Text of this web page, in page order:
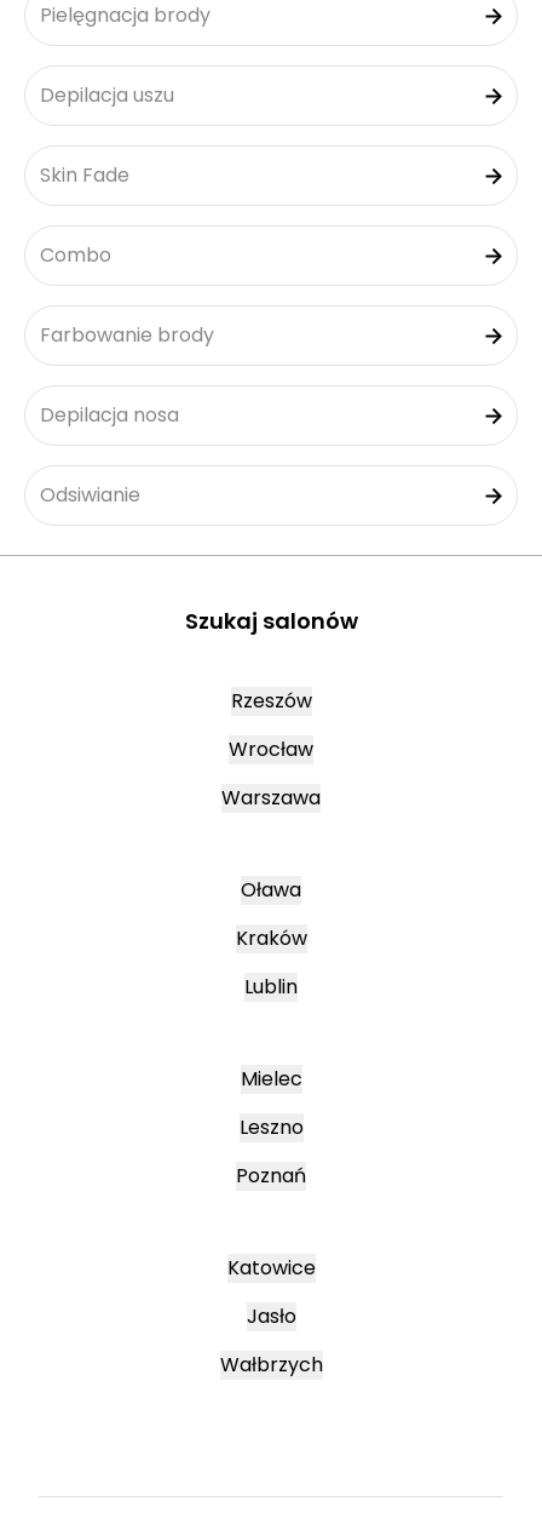
Pielęgnacja brody
Depilacja uszu
Skin Fade
Combo
Farbowanie brody
Depilacja nosa
Odsiwianie
Szukaj salonów
Rzeszów
Wrocław
Warszawa
Oława
Kraków
Lublin
Mielec
Leszno
Poznań
Katowice
Jasło
Wałbrzych